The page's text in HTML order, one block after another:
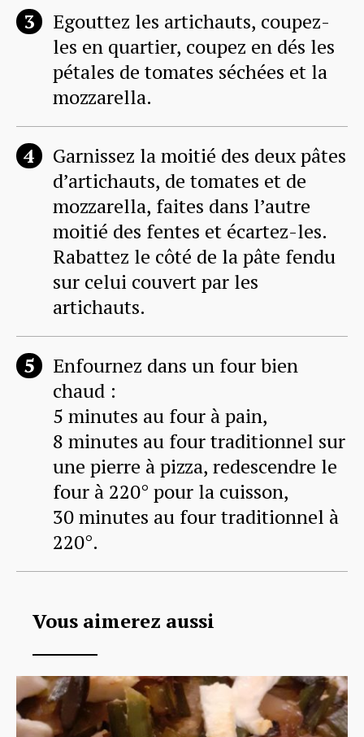
Egouttez les artichauts, coupez-
les en quartier, coupez en dés les
pétales de tomates séchées et la
mozzarella.
Garnissez la moitié des deux pâtes
d’artichauts, de tomates et de
mozzarella, faites dans l’autre
moitié des fentes et écartez-les.
Rabattez le côté de la pâte fendu
sur celui couvert par les
artichauts.
Enfournez dans un four bien
chaud :
5 minutes au four à pain,
8 minutes au four traditionnel sur
une pierre à pizza, redescendre le
four à 220° pour la cuisson,
30 minutes au four traditionnel à
220°.
Vous aimerez aussi